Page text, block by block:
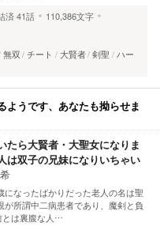
済41話
110,386文字
無双 チート 大賢者 剣聖
ハー
ようです、あなたも拗らせま
たら大賢者・大聖女になりま
は双子の兄妹になりいちゃい
なったばかりだった老人の名は聖
所謂中二病患者であり、魔剣と負
とは裏腹な人…